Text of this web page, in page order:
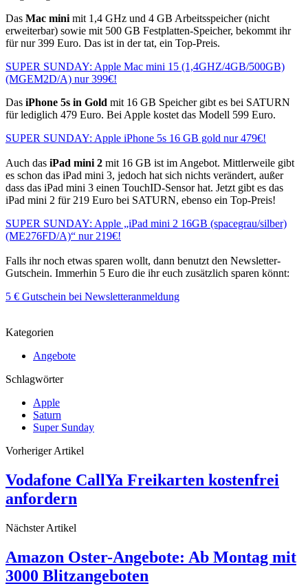
Das Mac mini mit 1,4 GHz und 4 GB Arbeitsspeicher (nicht
erweiterbar) sowie mit 500 GB Festplatten-Speicher, bekommt ihr
für nur 399 Euro. Das ist in der tat, ein Top-Preis.
SUPER SUNDAY: Apple Mac mini 15 (1,4GHZ/4GB/500GB)
(MGEM2D/A) nur 399€!
Das iPhone 5s in Gold mit 16 GB Speicher gibt es bei SATURN
für lediglich 479 Euro. Bei Apple kostet das Modell 599 Euro.
SUPER SUNDAY: Apple iPhone 5s 16 GB gold nur 479€!
Auch das iPad mini 2 mit 16 GB ist im Angebot. Mittlerweile gibt
es schon das iPad mini 3, jedoch hat sich nichts verändert, außer
dass das iPad mini 3 einen TouchID-Sensor hat. Jetzt gibt es das
iPad mini 2 für 219 Euro bei SATURN, ebenso ein Top-Preis!
SUPER SUNDAY: Apple „iPad mini 2 16GB (spacegrau/silber)
(ME276FD/A)“ nur 219€!
Falls ihr noch etwas sparen wollt, dann benutzt den Newsletter-
Gutschein. Immerhin 5 Euro die ihr euch zusätzlich sparen könnt:
5 € Gutschein bei Newsletteranmeldung
Kategorien
Angebote
Schlagwörter
Apple
Saturn
Super Sunday
Vorheriger Artikel
Vodafone CallYa Freikarten kostenfrei
anfordern
Nächster Artikel
Amazon Oster-Angebote: Ab Montag mit
3000 Blitzangeboten